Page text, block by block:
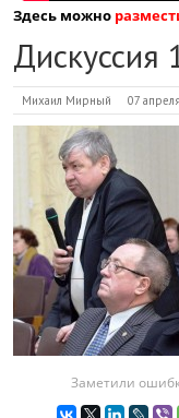
Здесь можно
Дискуссия
Михаил Мирный 07
Заметили